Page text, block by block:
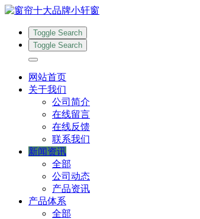
Toggle Search
Toggle Search
网站首页
关于我们
公司简介
在线留言
在线反馈
联系我们
新闻资讯
全部
公司动态
产品资讯
产品体系
全部